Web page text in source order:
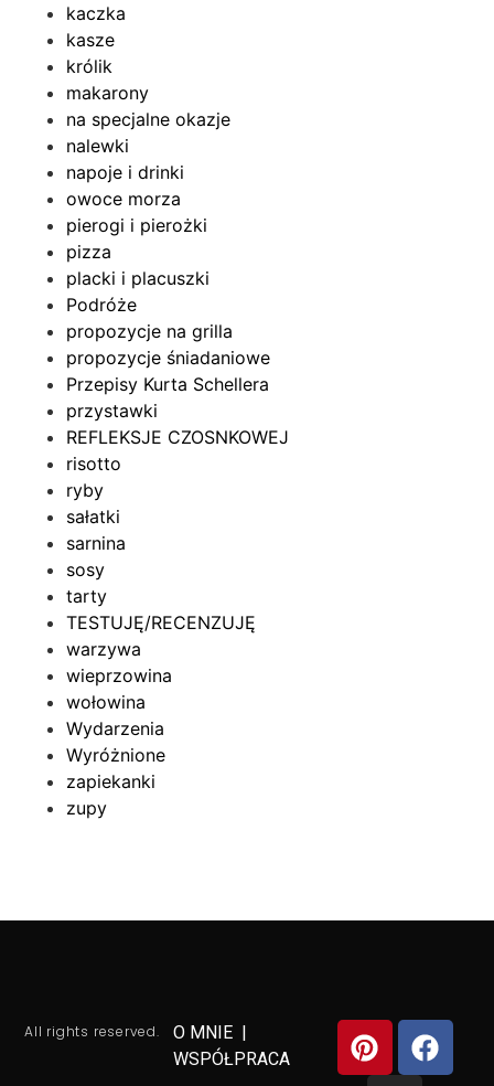
kaczka
kasze
królik
makarony
na specjalne okazje
nalewki
napoje i drinki
owoce morza
pierogi i pierożki
pizza
placki i placuszki
Podróże
propozycje na grilla
propozycje śniadaniowe
Przepisy Kurta Schellera
przystawki
REFLEKSJE CZOSNKOWEJ
risotto
ryby
sałatki
sarnina
sosy
tarty
TESTUJĘ/RECENZUJĘ
warzywa
wieprzowina
wołowina
Wydarzenia
Wyróżnione
zapiekanki
zupy
All rights reserved. O MNIE |
WSPÓŁPRACA